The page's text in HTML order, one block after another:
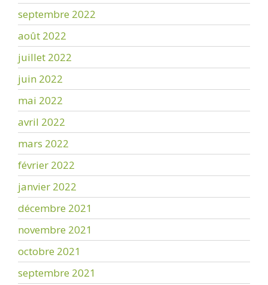
septembre 2022
août 2022
juillet 2022
juin 2022
mai 2022
avril 2022
mars 2022
février 2022
janvier 2022
décembre 2021
novembre 2021
octobre 2021
septembre 2021